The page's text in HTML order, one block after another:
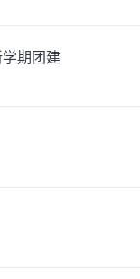
期团建